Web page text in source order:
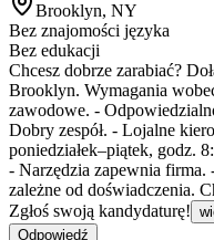
Brooklyn, NY
Bez znajomości języka
Bez edukacji
Chcesz dobrze zarabiać?
Brooklyn. Wymagania
zawodowe. -
Dobry zespół. - Lojalne
poniedziałek–piątek, godz.
- Narzędzia zapewnia
zależne od doświadczenia.
Zgłoś swoją kandydaturę!
Odpowiedź